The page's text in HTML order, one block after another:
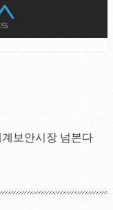
계보안시장 넘본다